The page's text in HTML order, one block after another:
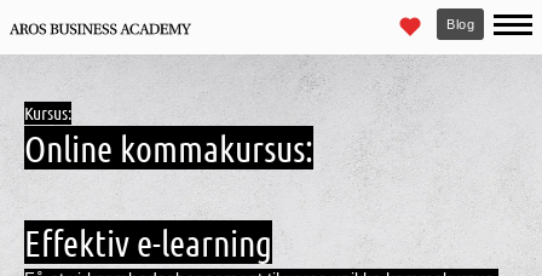
Blog
Kursus:
Online kommakursus:
Effektiv e-learning